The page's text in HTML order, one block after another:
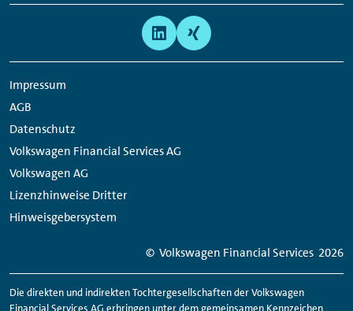
Impressum
AGB
Datenschutz
Volkswagen Financial Services AG
Volkswagen AG
Lizenzhinweise Dritter
Hinweisgebersystem
Links
© Volkswagen Financial Services 2026
Die direkten und indirekten Tochtergesellschaften der Volkswagen